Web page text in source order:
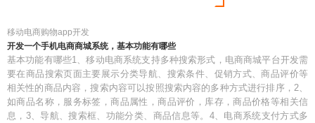
移动电商购物app开发
开发一个手机电商商城系统，基本功能有哪些
基本功能有哪些1、移动电商系统支持多种搜索形式，电商商城平台开发需
要在商品搜索页面主要展示分类导航、搜索条件、促销方式、商品评价等
相关性的商品内容，搜索内容可以按照搜索内容的多种方式进行排序，2、
如商品名称，服务标签，商品属性，商品评价，库存，商品价格等相关信
息，3、导航、搜索框、功能分类、商品信息等。4、电商系统支付方式多